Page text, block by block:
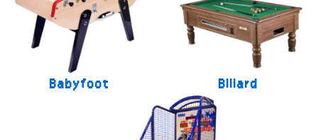
Babyfoot Billard